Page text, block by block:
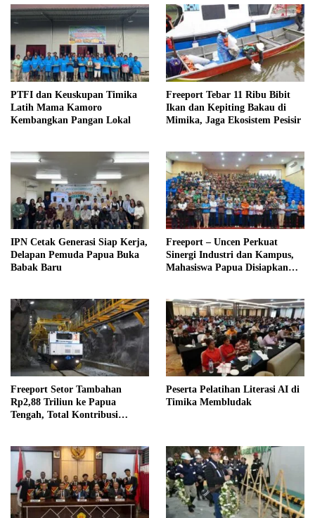
PTFI dan Keuskupan Timika
Latih Mama Kamoro
Kembangkan Pangan Lokal
Freeport Tebar 11 Ribu Bibit
Ikan dan Kepiting Bakau di
Mimika, Jaga Ekosistem Pesisir
IPN Cetak Generasi Siap Kerja,
Delapan Pemuda Papua Buka
Babak Baru
Freeport – Uncen Perkuat
Sinergi Industri dan Kampus,
Mahasiswa Papua Disiapkan
Freeport Setor Tambahan
Rp2,88 Triliun ke Papua
Tengah, Total Kontribusi
Peserta Pelatihan Literasi AI di
Timika Membludak